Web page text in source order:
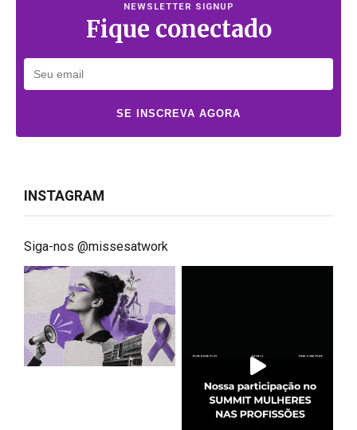
NEWSLETTER SIGNUP
Fique conectado
SE INSCREVA AGORA
INSTAGRAM
Siga-nos @missesatwork